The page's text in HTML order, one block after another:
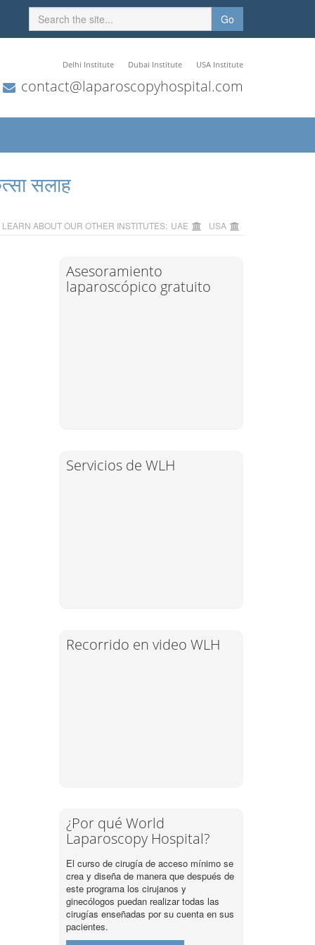
Go
Delhi Institute Dubai Institute USA Institute
contact@laparoscopyhospital.com
सलाह
LEARN ABOUT OUR OTHER INSTITUTES: UAE USA
Asesoramiento
laparoscópico gratuito
Servicios de WLH
Recorrido en video WLH
¿Por qué World
Laparoscopy Hospital?
El curso de cirugía de acceso mínimo se
crea y diseña de manera que después de
este programa los cirujanos y
ginecólogos puedan realizar todas las
cirugías enseñadas por su cuenta en sus
pacientes.